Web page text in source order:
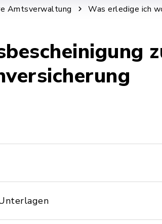
Amtsverwaltung Was erledige ich